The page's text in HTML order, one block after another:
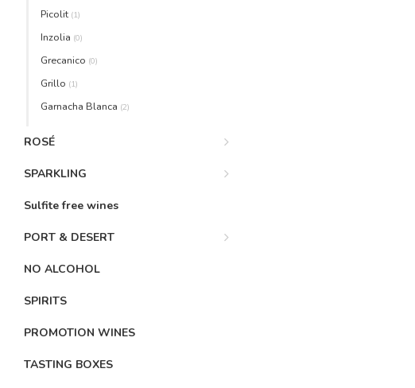
Picolit (1)
Inzolia (0)
Grecanico (0)
Grillo (1)
Garnacha Blanca (2)
ROSÉ
SPARKLING
Sulfite free wines
PORT & DESERT
NO ALCOHOL
SPIRITS
PROMOTION WINES
TASTING BOXES